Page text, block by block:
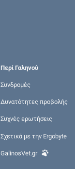
Περί Γαληνού
Συνδρομές
Δυνατότητες προβολής
Συχνές ερωτήσεις
Σχετικά με την Ergobyte
GalinosVet.gr